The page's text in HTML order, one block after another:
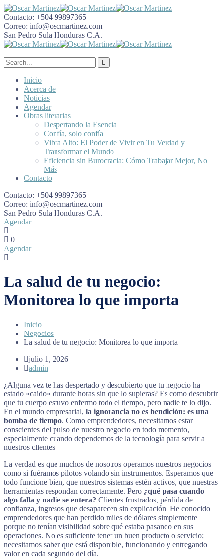
Contacto: +504 99897365
Correo: info@oscmartinez.com
San Pedro Sula Honduras C.A.
Inicio
Acerca de
Noticias
Agendar
Obras literarias
Despertando la Esencia
Confía, solo confía
Vibra Alto: El Poder de Vivir en Tu Verdad y
Transformar el Mundo
Eficiencia sin Burocracia: Cómo Trabajar Mejor, No
Más
Contacto
Contacto: +504 99897365
Correo: info@oscmartinez.com
San Pedro Sula Honduras C.A.
Agendar
0
Agendar
La salud de tu negocio:
Monitorea lo que importa
Inicio
Negocios
La salud de tu negocio: Monitorea lo que importa
julio 1, 2026
admin
¿Alguna vez te has despertado y descubierto que tu negocio ha
estado «caído» durante horas sin que lo supieras? Es como descubrir
que tu cuerpo estuvo enfermo todo el tiempo, pero nadie te lo dijo.
En el mundo empresarial, la ignorancia no es bendición: es una
bomba de tiempo. Como emprendedores, necesitamos estar
conscientes del pulso de nuestro negocio en todo momento,
especialmente cuando dependemos de la tecnología para servir a
nuestros clientes.
La verdad es que muchos de nosotros operamos nuestros negocios
como si fuéramos pilotos volando sin instrumentos. Esperamos que
todo funcione bien, que nuestros sistemas estén activos, que nuestras
herramientas respondan correctamente. Pero ¿qué pasa cuando
algo falla y nadie se entera? Clientes frustrados, pérdida de
confianza, ingresos que desaparecen sin explicación. He conocido
emprendedores que han perdido miles de dólares simplemente
porque no tenían visibilidad sobre qué estaba pasando en sus
operaciones. No es suficiente tener un buen producto o servicio;
necesitamos saber que está disponible, funcionando y entregando
valor en cada segundo del día.